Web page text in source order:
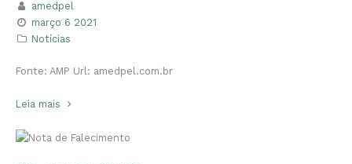
amedpel
março 6 2021
Notícias
Fonte: AMP Url: amedpel.com.br
Leia mais